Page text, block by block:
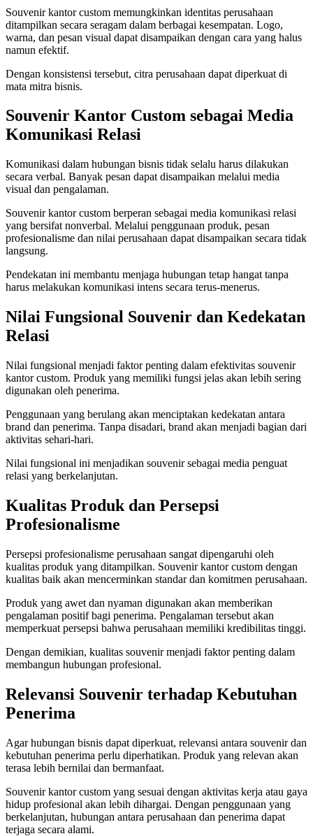
Souvenir kantor custom memungkinkan identitas perusahaan
ditampilkan secara seragam dalam berbagai kesempatan. Logo,
warna, dan pesan visual dapat disampaikan dengan cara yang halus
namun efektif.
Dengan konsistensi tersebut, citra perusahaan dapat diperkuat di
mata mitra bisnis.
Souvenir Kantor Custom sebagai Media
Komunikasi Relasi
Komunikasi dalam hubungan bisnis tidak selalu harus dilakukan
secara verbal. Banyak pesan dapat disampaikan melalui media
visual dan pengalaman.
Souvenir kantor custom berperan sebagai media komunikasi relasi
yang bersifat nonverbal. Melalui penggunaan produk, pesan
profesionalisme dan nilai perusahaan dapat disampaikan secara tidak
langsung.
Pendekatan ini membantu menjaga hubungan tetap hangat tanpa
harus melakukan komunikasi intens secara terus-menerus.
Nilai Fungsional Souvenir dan Kedekatan
Relasi
Nilai fungsional menjadi faktor penting dalam efektivitas souvenir
kantor custom. Produk yang memiliki fungsi jelas akan lebih sering
digunakan oleh penerima.
Penggunaan yang berulang akan menciptakan kedekatan antara
brand dan penerima. Tanpa disadari, brand akan menjadi bagian dari
aktivitas sehari-hari.
Nilai fungsional ini menjadikan souvenir sebagai media penguat
relasi yang berkelanjutan.
Kualitas Produk dan Persepsi
Profesionalisme
Persepsi profesionalisme perusahaan sangat dipengaruhi oleh
kualitas produk yang ditampilkan. Souvenir kantor custom dengan
kualitas baik akan mencerminkan standar dan komitmen perusahaan.
Produk yang awet dan nyaman digunakan akan memberikan
pengalaman positif bagi penerima. Pengalaman tersebut akan
memperkuat persepsi bahwa perusahaan memiliki kredibilitas tinggi.
Dengan demikian, kualitas souvenir menjadi faktor penting dalam
membangun hubungan profesional.
Relevansi Souvenir terhadap Kebutuhan
Penerima
Agar hubungan bisnis dapat diperkuat, relevansi antara souvenir dan
kebutuhan penerima perlu diperhatikan. Produk yang relevan akan
terasa lebih bernilai dan bermanfaat.
Souvenir kantor custom yang sesuai dengan aktivitas kerja atau gaya
hidup profesional akan lebih dihargai. Dengan penggunaan yang
berkelanjutan, hubungan antara perusahaan dan penerima dapat
terjaga secara alami.